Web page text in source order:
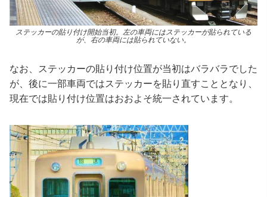
ステッカーの貼り付け開始当初。左の車両にはステッカーが貼られている
が、右の車両には貼られていない。
なお、ステッカーの貼り付け位置が当初はバラバラでした
が、後に一部車両ではステッカーを貼り直すこととなり、
現在では貼り付け位置はおおよそ統一されています。